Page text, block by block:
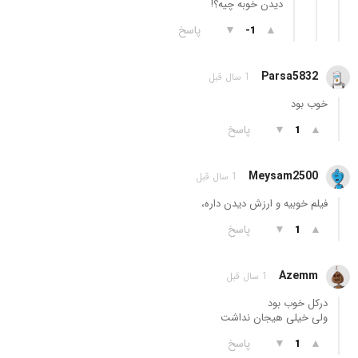
دیدن خوبه چیه؟!
▲
-1
▼ پاسخ
Parsa5832 1 سال قبل
خوب بود
▲
1
▼ پاسخ
Meysam2500 1 سال قبل
فیلم خوبیه و ارزش دیدن داره،
▲
1
▼ پاسخ
Azemm 1 سال قبل
درکل خوب بود
ولی خیلی هیجان نداشت
▲
1
▼ پاسخ